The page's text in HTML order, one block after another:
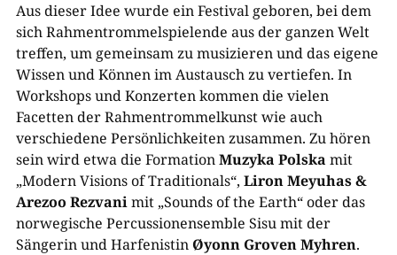
Aus dieser Idee wurde ein Festival geboren, bei dem
sich Rahmentrommelspielende aus der ganzen Welt
treffen, um gemeinsam zu musizieren und das eigene
Wissen und Können im Austausch zu vertiefen. In
Workshops und Konzerten kommen die vielen
Facetten der Rahmentrommelkunst wie auch
verschiedene Persönlichkeiten zusammen. Zu hören
sein wird etwa die FormationMuzyka Polska mit
„Modern Visions of Traditionals“, Liron Meyuhas &
Arezoo Rezvanimit „Sounds of the Earth“ oder das
norwegische Percussionensemble Sisu mit der
Sängerin und HarfenistinØyonn Groven Myhren.